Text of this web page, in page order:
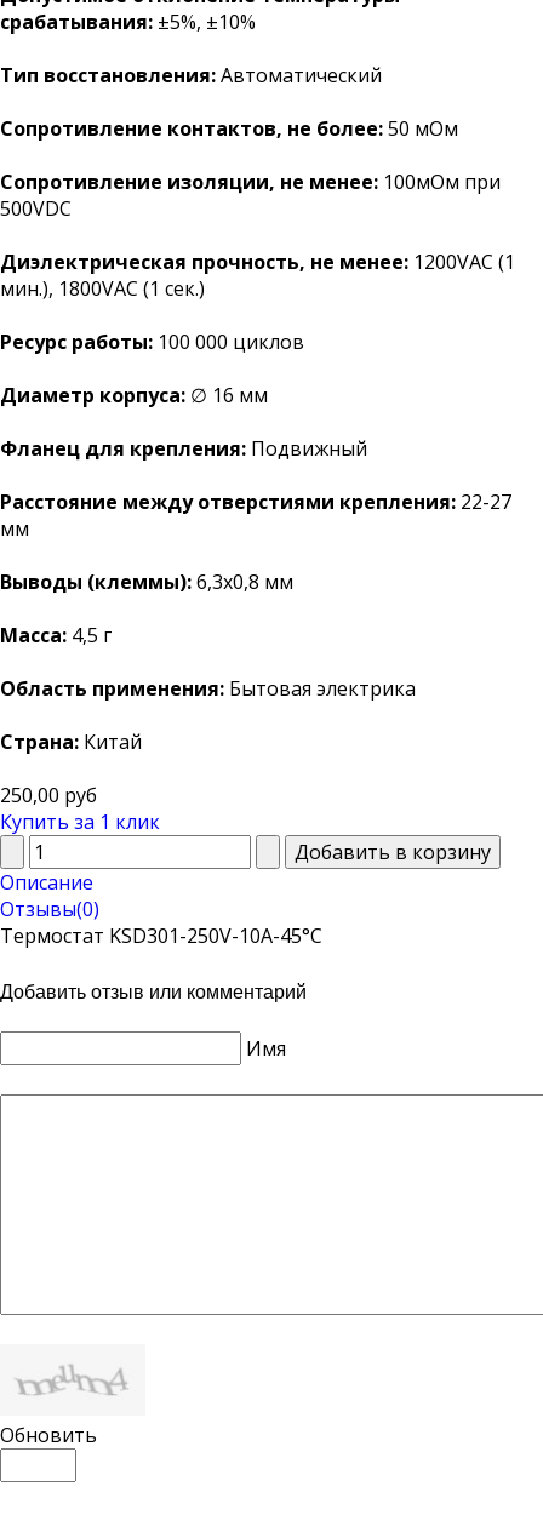
срабатывания: ±5%, ±10%
Тип восстановления:Автоматический
Сопротивление контактов, не более:50 мОм
Сопротивление изоляции, не менее: 100мОм при
500VDC
Диэлектрическая прочность, не менее: 1200VAC (1
мин.), 1800VAC (1 сек.)
Ресурс работы: 100 000 циклов
Диаметр корпуса: ∅ 16 мм
Фланец для крепления: Подвижный
Расстояние между отверстиями крепления: 22-27
мм
Выводы (клеммы):6,3х0,8 мм
Масса: 4,5 г
Область применения: Бытовая электрика
Страна: Китай
250,00 руб
Купить за 1 клик
Описание
Отзывы(0)
Термостат KSD301-250V-10A-45°C
Добавить отзыв или комментарий
Имя
Обновить